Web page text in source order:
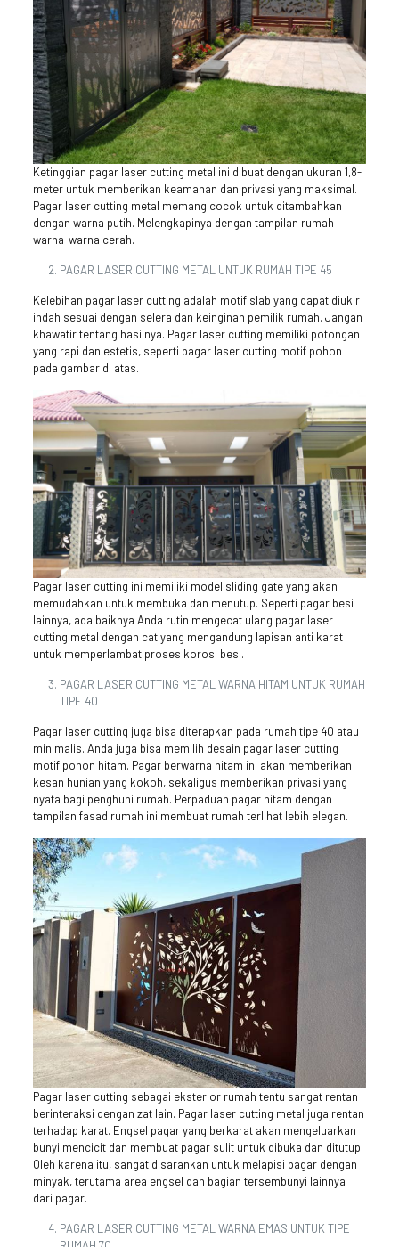
Ketinggian pagar laser cutting metal ini dibuat dengan ukuran 1,8-
meter untuk memberikan keamanan dan privasi yang maksimal.
Pagar laser cutting metal memang cocok untuk ditambahkan
dengan warna putih. Melengkapinya dengan tampilan rumah
warna-warna cerah.
PAGAR LASER CUTTING METAL UNTUK RUMAH TIPE 45
Kelebihan pagar laser cutting adalah motif slab yang dapat diukir
indah sesuai dengan selera dan keinginan pemilik rumah. Jangan
khawatir tentang hasilnya. Pagar laser cutting memiliki potongan
yang rapi dan estetis, seperti pagar laser cutting motif pohon
pada gambar di atas.
Pagar laser cutting ini memiliki model sliding gate yang akan
memudahkan untuk membuka dan menutup. Seperti pagar besi
lainnya, ada baiknya Anda rutin mengecat ulang pagar laser
cutting metal dengan cat yang mengandung lapisan anti karat
untuk memperlambat proses korosi besi.
PAGAR LASER CUTTING METAL WARNA HITAM UNTUK RUMAH
TIPE 40
Pagar laser cutting juga bisa diterapkan pada rumah tipe 40 atau
minimalis. Anda juga bisa memilih desain pagar laser cutting
motif pohon hitam. Pagar berwarna hitam ini akan memberikan
kesan hunian yang kokoh, sekaligus memberikan privasi yang
nyata bagi penghuni rumah. Perpaduan pagar hitam dengan
tampilan fasad rumah ini membuat rumah terlihat lebih elegan.
Pagar laser cutting sebagai eksterior rumah tentu sangat rentan
berinteraksi dengan zat lain. Pagar laser cutting metal juga rentan
terhadap karat. Engsel pagar yang berkarat akan mengeluarkan
bunyi mencicit dan membuat pagar sulit untuk dibuka dan ditutup.
Oleh karena itu, sangat disarankan untuk melapisi pagar dengan
minyak, terutama area engsel dan bagian tersembunyi lainnya
dari pagar.
PAGAR LASER CUTTING METAL WARNA EMAS UNTUK TIPE